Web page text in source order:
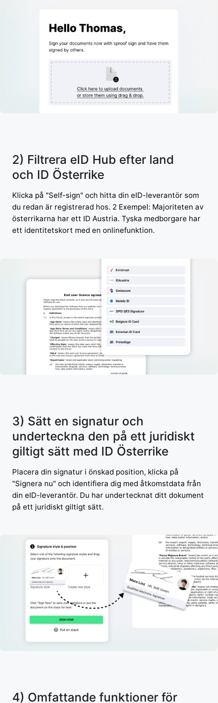
2) Filtrera eID Hub efter land
och ID Österrike
Klicka på "Self-sign" och hitta din eID-leverantör som
du redan är registrerad hos. 2 Exempel: Majoriteten av
österrikarna har ett ID Austria. Tyska medborgare har
ett identitetskort med en onlinefunktion.
3) Sätt en signatur och
underteckna den på ett juridiskt
giltigt sätt med ID Österrike
Placera din signatur i önskad position, klicka på
"Signera nu" och identifiera dig med åtkomstdata från
din eID-leverantör. Du har undertecknat ditt dokument
på ett juridiskt giltigt sätt.
4) Omfattande funktioner för